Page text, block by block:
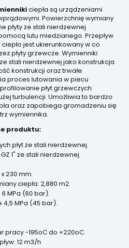
ciepła są urządzeniami
Powierzchnię wymiany
płyty ze stali nierdzewnej
lutu miedzianego. Przepływ
jest ukierunkowany w co
płyty grzewcze. Wymienniki
stali nierdzewnej jako konstrukcja
konstrukcji oraz trwałe
proces lutowania w piecu
płyt grzewczych
turbulencji. Umożliwia to bardzo
oraz zapobiega gromadzeniu się
wymiennika.
produktu:
płyt ze stali nierdzewnej.
1" ze stali nierdzewnej.
x 230 mm.
ciepła: 2,880 m2.
MPa (60 bar).
MPa (45 bar).
pracy -195oC do +220oC.
12 m3/h